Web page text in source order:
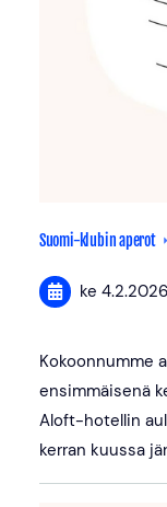
Suomi-klubin aperot
ke 4.2.2026
Kokoonnumme
ensimmäisenä
Aloft-hotellin
kerran kuussa